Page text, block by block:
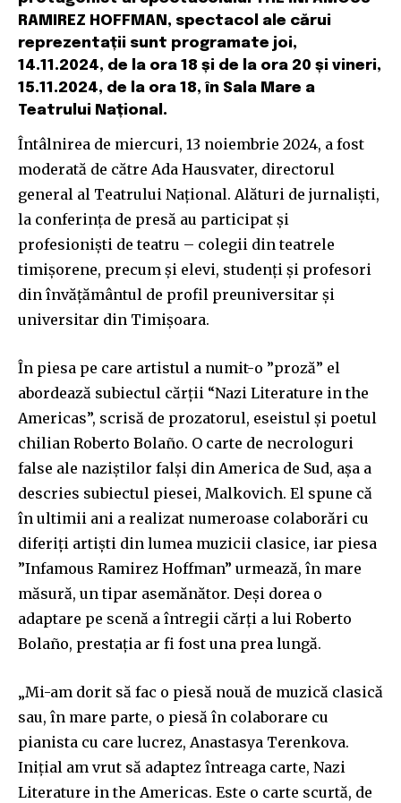
RAMIREZ HOFFMAN, spectacol ale cărui
reprezentații sunt programate joi,
14.11.2024, de la ora 18 și de la ora 20 și vineri,
15.11.2024, de la ora 18, în Sala Mare a
Teatrului Național.
Întâlnirea de miercuri, 13 noiembrie 2024, a fost
moderată de către Ada Hausvater, directorul
general al Teatrului Național. Alături de jurnaliști,
la conferința de presă au participat și
profesioniști de teatru – colegii din teatrele
timișorene, precum și elevi, studenți și profesori
din învățământul de profil preuniversitar și
universitar din Timișoara.
În piesa pe care artistul a numit-o ”proză” el
abordează subiectul cărții “Nazi Literature in the
Americas”, scrisă de prozatorul, eseistul şi poetul
chilian Roberto Bolaño. O carte de necrologuri
false ale naziștilor falși din America de Sud, așa a
descries subiectul piesei, Malkovich. El spune că
în ultimii ani a realizat numeroase colaborări cu
diferiți artiști din lumea muzicii clasice, iar piesa
”Infamous Ramirez Hoffman” urmează, în mare
măsură, un tipar asemănător. Deși dorea o
adaptare pe scenă a întregii cărți a lui Roberto
Bolaño, prestația ar fi fost una prea lungă.
„Mi-am dorit să fac o piesă nouă de muzică clasică
sau, în mare parte, o piesă în colaborare cu
pianista cu care lucrez, Anastasya Terenkova.
Inițial am vrut să adaptez întreaga carte, Nazi
Literature in the Americas. Este o carte scurtă, de